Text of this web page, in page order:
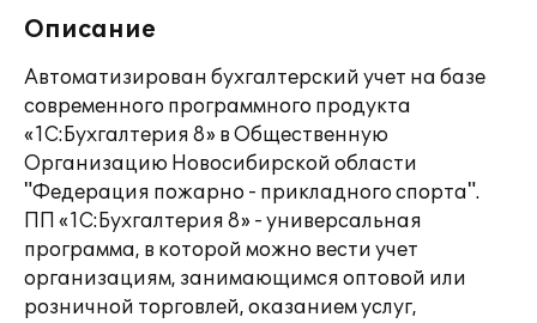
Описание
Автоматизирован бухгалтерский учет на базе
современного программного продукта
«1С:Бухгалтерия 8» в Общественную
Организацию Новосибирской области
"Федерация пожарно - прикладного спорта".
ПП «1С:Бухгалтерия 8» - универсальная
программа, в которой можно вести учет
организациям, занимающимся оптовой или
розничной торговлей, оказанием услуг,